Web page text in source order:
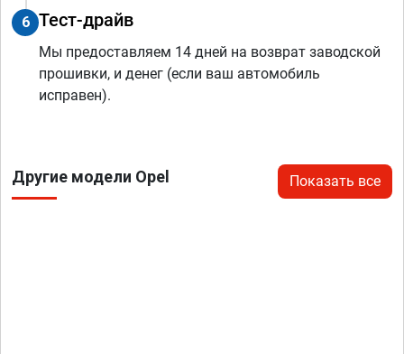
6 Тест-драйв
Мы предоставляем 14 дней на возврат заводской
прошивки, и денег (если ваш автомобиль
исправен).
Другие модели Opel Показать все